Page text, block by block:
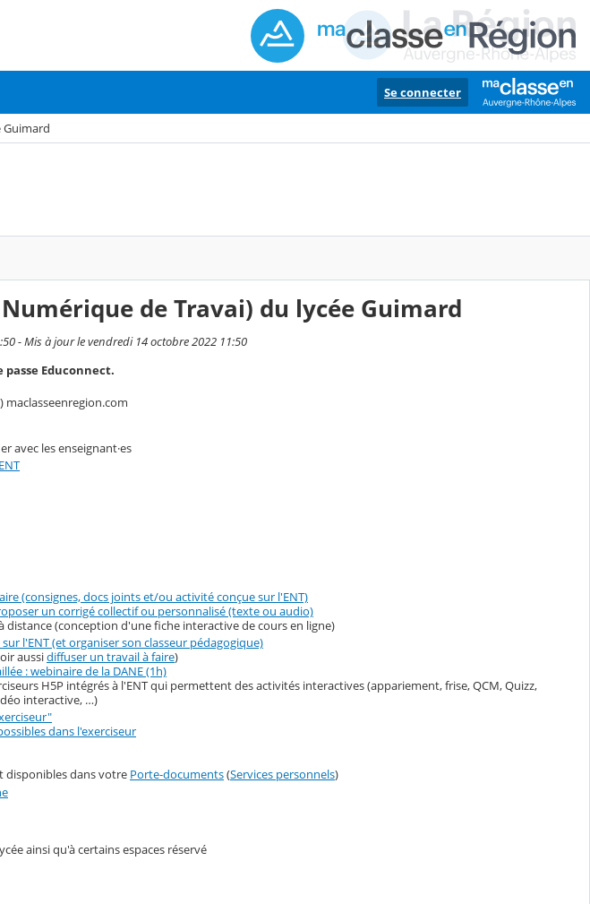
Se connecter
Guimard
de Travai) du lycée Guimard
- Mis à jour le vendredi 14 octobre 2022 11:50
Educonnect.
maclasseenregion.com
avec les enseignant·es
(consignes, docs joints et/ou activité conçue sur l'ENT)
un corrigé collectif ou personnalisé (texte ou audio)
distance (conception d'une fiche interactive de cours en ligne)
l'ENT (et organiser son classeur pédagogique)
aussidiffuser un travail à faire)
: webinaire de la DANE (1h)
H5P intégrés à l'ENT qui permettent des activités interactives (appariement, frise, QCM, Quizz,
interactive, …)
dans l'exerciseur
disponibles dans votre Porte-documents(Services personnels)
ainsi qu'à certains espaces réservé